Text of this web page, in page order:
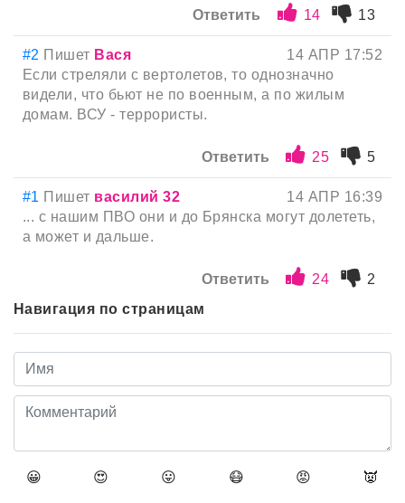
Ответить 14 13
#2 Пишет Вася
14 АПР 17:52
Если стреляли с вертолетов, то однозначно
видели, что бьют не по военным, а по жилым
домам. ВСУ - террористы.
Ответить 25 5
#1 Пишет василий 32
14 АПР 16:39
... с нашим ПВО они и до Брянска могут долететь,
а может и дальше.
Ответить 24
2
Навигация по страницам
😀 😍 😛 😷 😡 👿